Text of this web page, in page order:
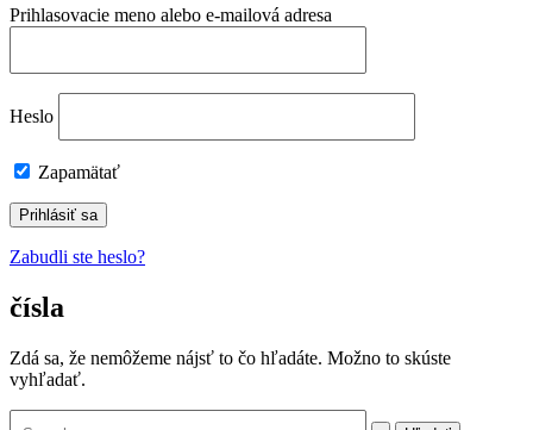
Prihlasovacie meno alebo e-mailová adresa
Heslo
Zapamätať
Zabudli ste heslo?
čísla
Zdá sa, že nemôžeme nájsť to čo hľadáte. Možno to skúste
vyhľadať.
Vyhľadať: